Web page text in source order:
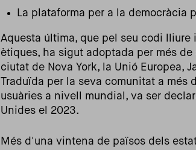
La plataforma per a la democràcia
Aquesta última, que pel seu codi
ètiques, ha sigut adoptada per més
ciutat de Nova York, la Unió Europea,
Traduïda per la seva comunitat a més
usuàries a nivell mundial, va ser
Unides el 2023.
Més d'una vintena de països dels